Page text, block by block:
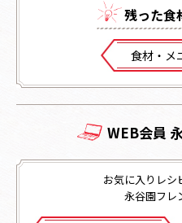
残った⾷
⾷材・メ
WEB会員
お気に入りレシ
永谷園フレ